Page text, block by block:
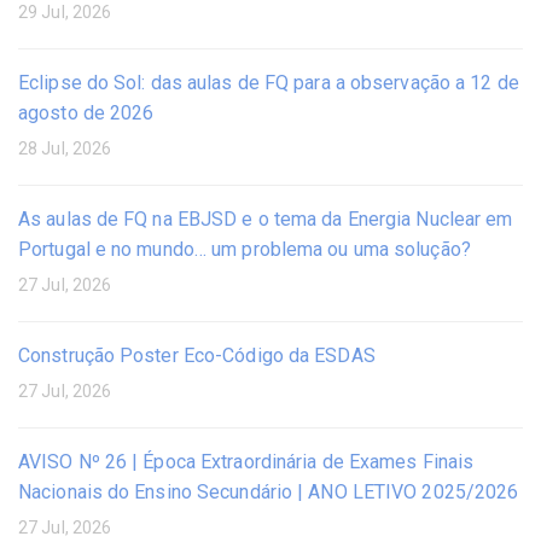
29 Jul, 2026
Eclipse do Sol: das aulas de FQ para a observação a 12 de
agosto de 2026
28 Jul, 2026
As aulas de FQ na EBJSD e o tema da Energia Nuclear em
Portugal e no mundo… um problema ou uma solução?
27 Jul, 2026
Construção Poster Eco-Código da ESDAS
27 Jul, 2026
AVISO Nº 26 | Época Extraordinária de Exames Finais
Nacionais do Ensino Secundário | ANO LETIVO 2025/2026
27 Jul, 2026